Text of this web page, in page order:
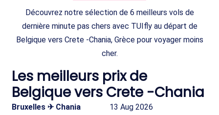
Découvrez notre sélection de 6 meilleurs vols de
dernière minute pas chers avec TUIfly au départ de
Belgique vers Crete -Chania, Grèce pour voyager moins
cher.
Les meilleurs prix de
Belgique vers Crete -Chania
Bruxelles ✈ Chania 13 Aug 2026